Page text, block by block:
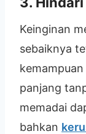
Keinginan
sebaiknya
panjang
memadai
bahkan